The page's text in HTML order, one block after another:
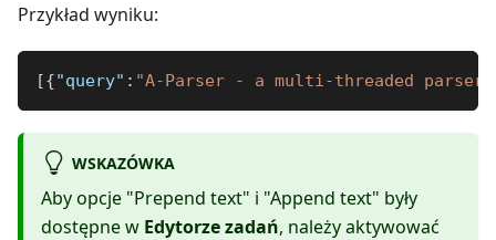
Przykład wyniku:
[{"query" : "A-Parser - a multi-threaded
WSKAZÓWKA
Aby opcje "Prepend text" i "Append text" były
dostępne w Edytorze zadań, należy aktywować